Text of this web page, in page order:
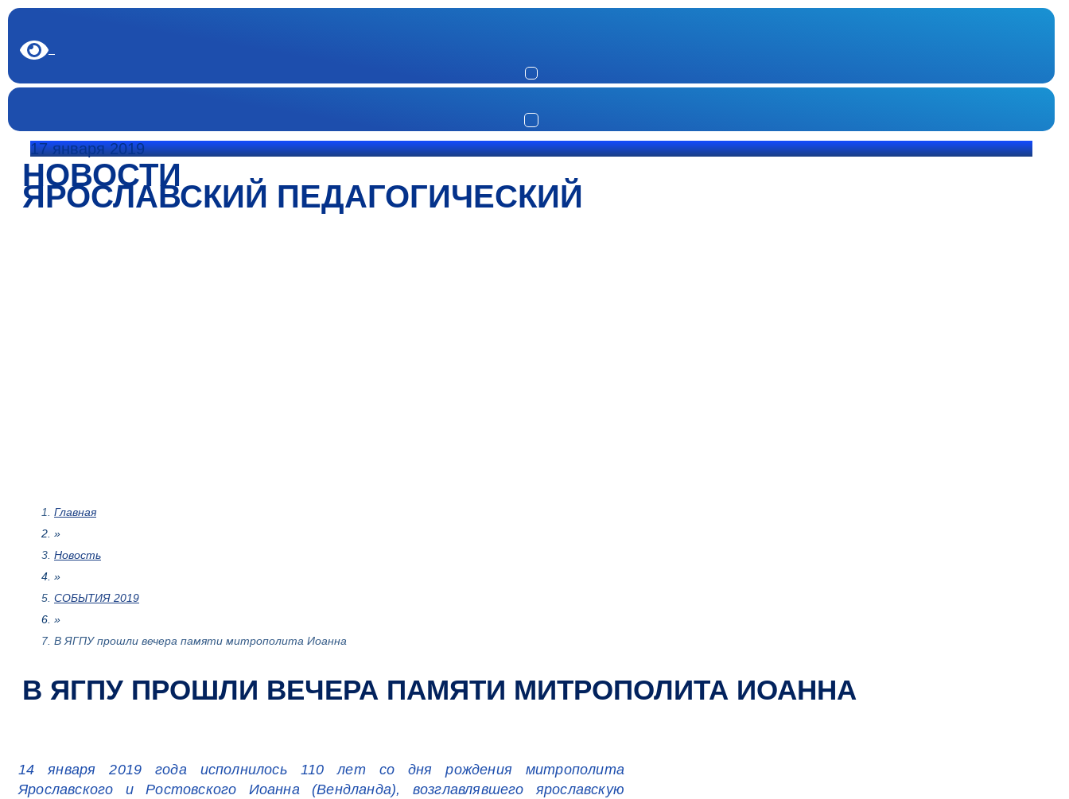
17 января 2019
НОВОСТИ
ЯРОСЛАВСКИЙ ПЕДАГОГИЧЕСКИЙ
Главная
»
Новость
»
СОБЫТИЯ 2019
»
В ЯГПУ прошли вечера памяти митрополита Иоанна
В ЯГПУ ПРОШЛИ ВЕЧЕРА ПАМЯТИ МИТРОПОЛИТА ИОАННА
14 января 2019 года исполнилось 110 лет со дня рождения митрополита
Ярославского и Ростовского Иоанна (Вендланда), возглавлявшего ярославскую